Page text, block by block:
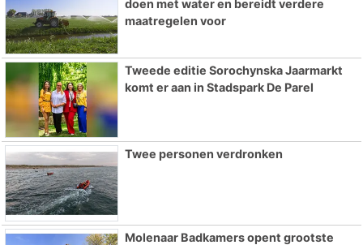
doen met water en bereidt verdere
maatregelen voor
Tweede editie Sorochynska Jaarmarkt
komt er aan in Stadspark De Parel
Twee personen verdronken
Molenaar Badkamers opent grootste